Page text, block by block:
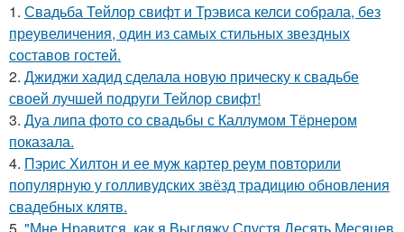
1. Свадьба Тейлор свифт и Трэвиса келси собрала, без
преувеличения, один из самых стильных звездных
составов гостей.
2. Джиджи хадид сделала новую прическу к свадьбе
своей лучшей подруги Тейлор свифт!
3. Дуа липа фото со свадьбы с Каллумом Тёрнером
показала.
4. Пэрис Хилтон и ее муж картер реум повторили
популярную у голливудских звёзд традицию обновления
свадебных клятв.